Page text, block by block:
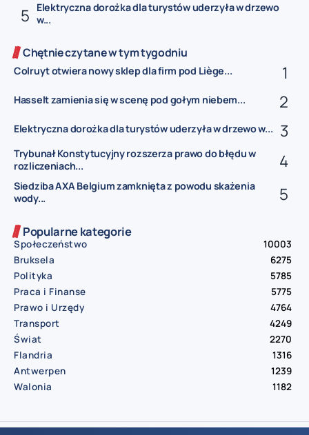
Elektryczna dorożka dla turystów uderzyła w drzewo
w...
Chętnie czytane w tym tygodniu
Colruyt otwiera nowy sklep dla firm pod Liège...
Hasselt zamienia się w scenę pod gołym niebem...
Elektryczna dorożka dla turystów uderzyła w drzewo w...
Trybunał Konstytucyjny rozszerza prawo do błędu w
rozliczeniach...
Siedziba AXA Belgium zamknięta z powodu skażenia
wody...
Popularne kategorie
Społeczeństwo
10003
Bruksela
6275
Polityka
5785
Praca i Finanse
5775
Prawo i Urzędy
4764
Transport
4249
Świat
2270
Flandria
1316
Antwerpen
1239
Walonia
1182